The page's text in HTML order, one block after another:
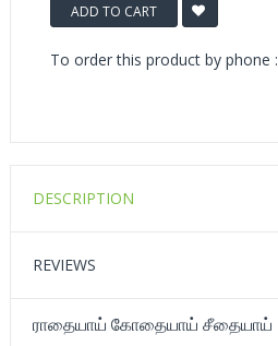
ADD TO CART
To order this product by phone :
DESCRIPTION
REVIEWS
ராதையாய் கோதையாய் சீதையாய்